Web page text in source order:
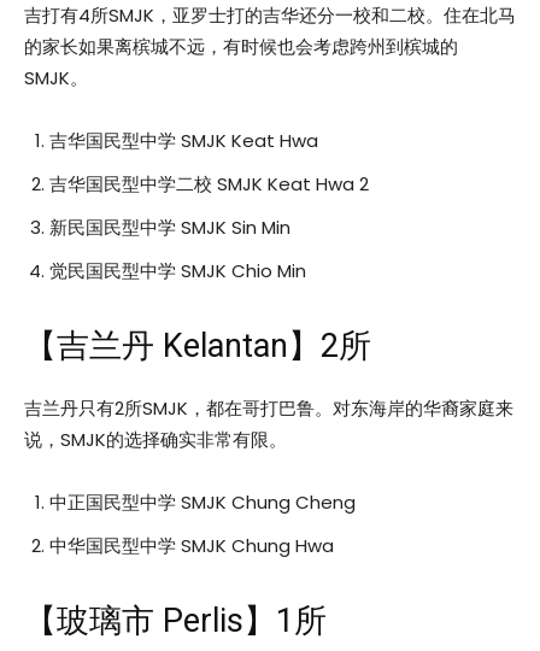
吉打有4所SMJK，亚罗士打的吉华还分一校和二校。住在北马
的家长如果离槟城不远，有时候也会考虑跨州到槟城的
SMJK。
吉华国民型中学 SMJK Keat Hwa
吉华国民型中学二校 SMJK Keat Hwa 2
新民国民型中学 SMJK Sin Min
觉民国民型中学 SMJK Chio Min
【吉兰丹 Kelantan】2所
吉兰丹只有2所SMJK，都在哥打巴鲁。对东海岸的华裔家庭来
说，SMJK的选择确实非常有限。
中正国民型中学 SMJK Chung Cheng
中华国民型中学 SMJK Chung Hwa
【玻璃市 Perlis】1所